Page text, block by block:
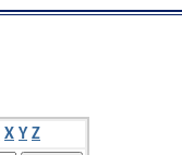
X Y Z